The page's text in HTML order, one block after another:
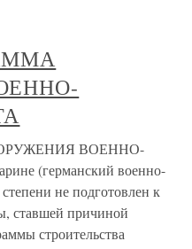
ВОЕННО-
(германский военно-
не подготовлен к
ставшей причиной
строительства